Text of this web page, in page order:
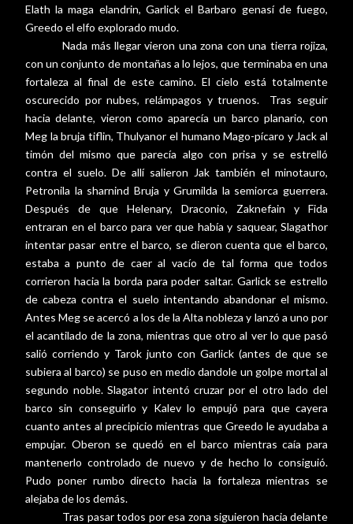
Elath la maga elandrin, Garlick el Barbaro genasí de fuego,
Greedo el elfo explorado mudo.
Nada más llegar vieron una zona con una tierra rojiza,
con un conjunto de montañas a lo lejos, que terminaba en una
fortaleza al final de este camino. El cielo está totalmente
oscurecido por nubes, relámpagos y truenos.
Tras seguir
hacia delante, vieron como aparecía un barco planario, con
Meg la bruja tiflin, Thulyanor el humano Mago-pícaro y Jack al
timón del mismo que parecía algo con prisa y se estrelló
contra el suelo. De allí salieron Jak también el minotauro,
Petronila la sharnind Bruja y Grumilda la semiorca guerrera.
Después de que Helenary, Draconio, Zaknefain y Fida
entraran en el barco para ver que había y saquear, Slagathor
intentar pasar entre el barco, se dieron cuenta que el barco,
estaba a punto de caer al vacío de tal forma que todos
corrieron hacia la borda para poder saltar. Garlick se estrello
de cabeza contra el suelo intentando abandonar el mismo.
Antes Meg se acercó a los de la Alta nobleza y lanzó a uno por
el acantilado de la zona, mientras que otro al ver lo que pasó
salió corriendo y Tarok junto con Garlick (antes de que se
subiera al barco) se puso en medio dandole un golpe mortal al
segundo noble. Slagator intentó cruzar por el otro lado del
barco sin conseguirlo y Kalev lo empujó para que cayera
cuanto antes al precipicio mientras que Greedo le ayudaba a
empujar. Oberon se quedó en el barco mientras caía para
mantenerlo controlado de nuevo y de hecho lo consiguió.
Pudo poner rumbo directo hacia la fortaleza mientras se
alejaba de los demás.
Tras pasar todos por esa zona siguieron hacia delante